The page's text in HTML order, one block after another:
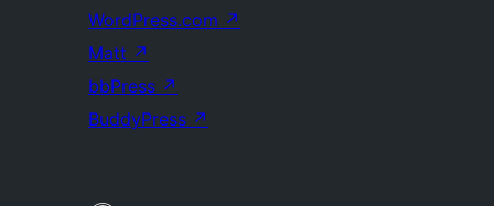
WordPress.com ↗
Matt ↗
bbPress ↗
BuddyPress ↗